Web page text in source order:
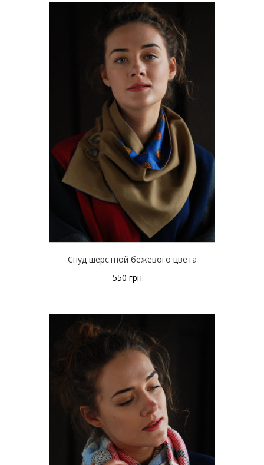
Снуд шерстной бежевого цвета
550 грн.